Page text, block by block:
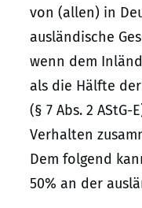
von (allen) in
ausländische
wenn dem
als die Hälfte
(§ 7 Abs. 2
Verhalten
Dem folgend
50% an der